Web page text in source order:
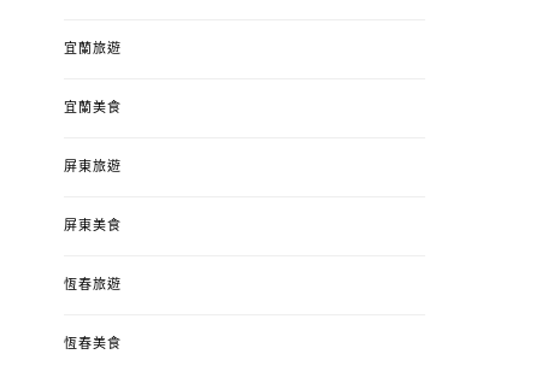
宜蘭旅遊
宜蘭美食
屏東旅遊
屏東美食
恆春旅遊
恆春美食